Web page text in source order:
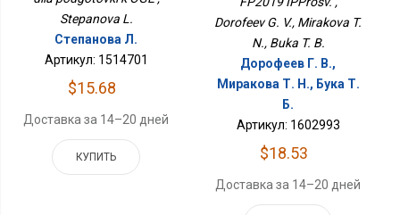
Stepanova L.
Степанова Л.
Артикул: 1514701
$15.68
Доставка за 14–20 дней
КУПИТЬ
Dorofeev G. V., Mirakova T.
N., Buka T. B.
Дорофеев Г. В.,
Миракова Т. Н., Бука Т.
Б.
Артикул: 1602993
$18.53
Доставка за 14–20 дней